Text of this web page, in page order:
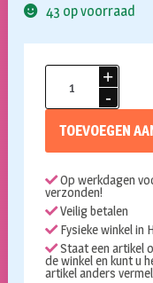
43 op voorraad
Vlaggenlijn
zwart
TOEVOEGEN
Op werkdagen
verzonden!
Veilig betalen
Fysieke winkel in
Staat een artikel
de winkel en kunt u
artikel anders